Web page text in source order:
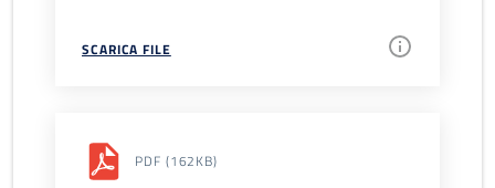
SCARICA FILE
PDF (162KB)